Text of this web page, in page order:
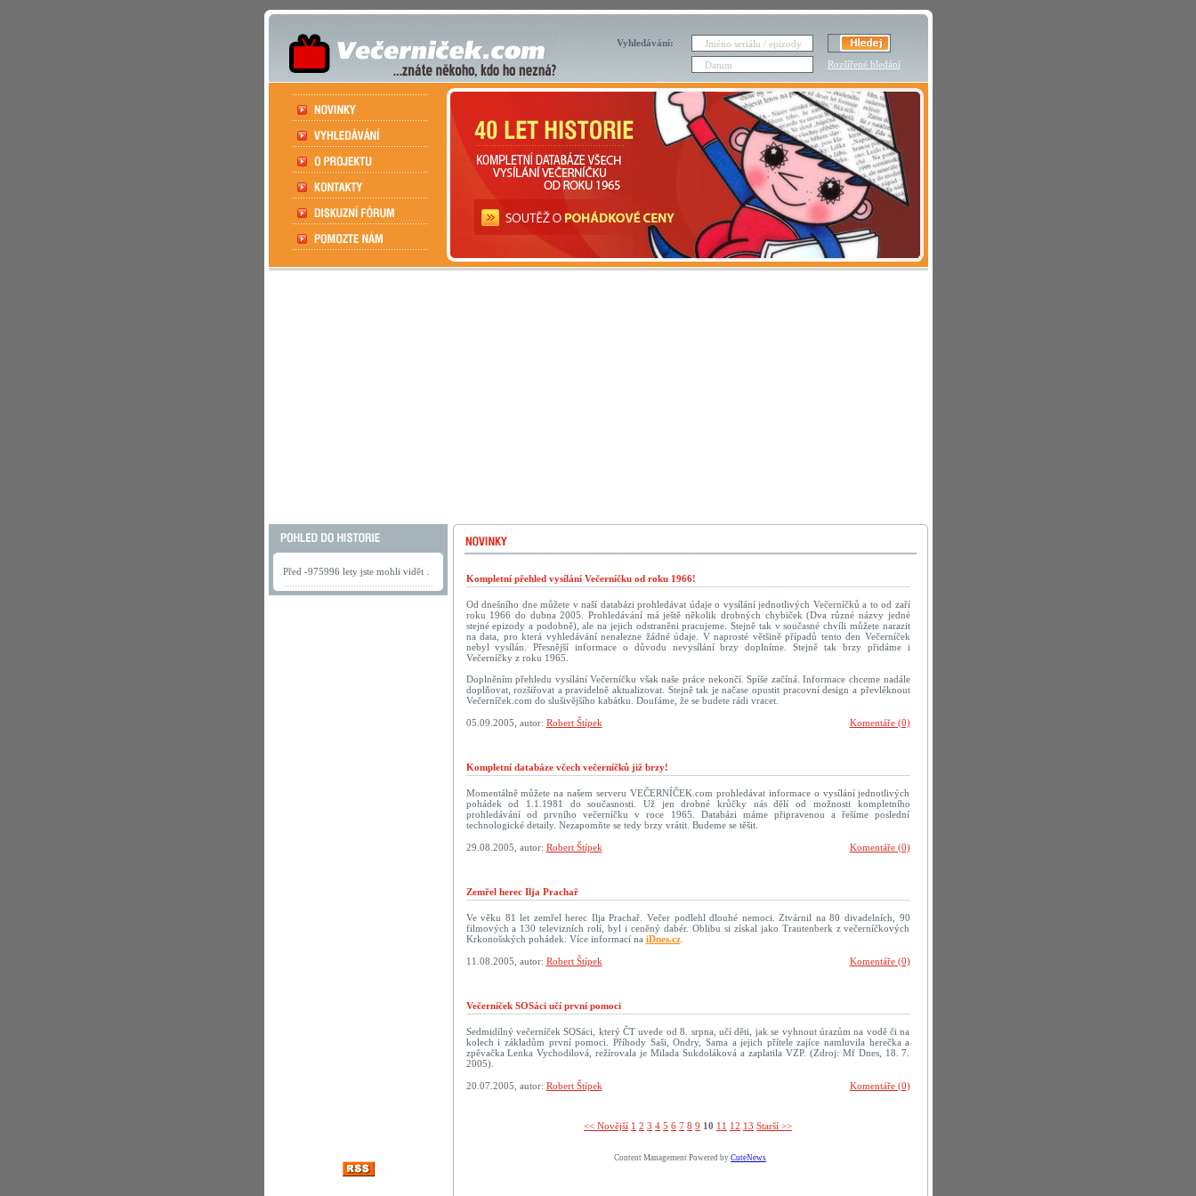
Vyhledávání:
Rozšířené hledání
Před -975996 lety jste mohli vidět .
Kompletní přehled vysílání Večerníčku od roku 1966!
Od dnešního dne můžete v naší databázi prohledávat údaje o vysílání jednotlivých Večerníčků a to od zaří
roku 1966 do dubna 2005. Prohledávání má ještě několik drobných chybiček (Dva různé názvy jedné
stejné epizody a podobně), ale na jejich odstraněni pracujeme. Stejně tak v současné chvíli můžete narazit
na data, pro která vyhledávání nenalezne žádné údaje. V naprosté většině případů tento den Večerníček
nebyl vysílán. Přesnější informace o důvodu nevysílání brzy doplníme. Stejně tak brzy přidáme i
Večerníčky z roku 1965.
Doplněním přehledu vysílání Večerníčku však naše práce nekončí. Spíše začíná. Informace chceme nadále
doplňovat, rozšiřovat a pravidelně aktualizovat. Stejně tak je načase opustit pracovní design a převléknout
Večerníček.com do slušivějšího kabátku. Doufáme, že se budete rádi vracet.
Komentáře (0)
05.09.2005, autor: Robert Štípek
Kompletní databáze včech večerníčků již brzy!
Momentálně můžete na našem serveru VEČERNÍČEK.com prohledávat informace o vysílání jednotlivých
pohádek od 1.1.1981 do současnosti. Už jen drobné krůčky nás dělí od možnosti kompletního
prohledávání od prvního večerníčku v roce 1965. Databázi máme připravenou a řešíme poslední
technologické detaily. Nezapomňte se tedy brzy vrátit. Budeme se těšit.
Komentáře (0)
29.08.2005, autor: Robert Štípek
Zemřel herec Ilja Prachař
Ve věku 81 let zemřel herec Ilja Prachař. Večer podlehl dlouhé nemoci. Ztvárnil na 80 divadelních, 90
filmových a 130 televizních rolí, byl i ceněný dabér. Oblibu si získal jako Trautenberk z večerníčkových
Krkonošských pohádek. Více informací na iDnes.cz.
Komentáře (0)
11.08.2005, autor: Robert Štípek
Večerníček SOSáci učí první pomoci
Sedmidílný večerníček SOSáci, který ČT uvede od 8. srpna, učí děti, jak se vyhnout úrazům na vodě či na
kolech i základům první pomoci. Příhody Saši, Ondry, Sama a jejich přítele zajíce namluvila herečka a
zpěvačka Lenka Vychodilová, režírovala je Milada Sukdoláková a zaplatila VZP. (Zdroj: Mf Dnes, 18. 7.
2005).
Komentáře (0)
20.07.2005, autor: Robert Štípek
<< Novější­ 1 2 3 4 5 6 7 8 9 10 11 12 13 Starší >>
Content Management Powered by CuteNews